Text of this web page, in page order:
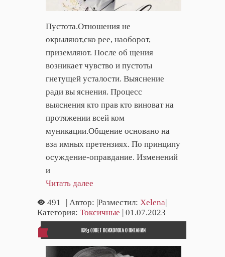
Пустота.Отношения не
окрыляют,ско рее, наоборот,
приземляют. После об щения
возникает чувство и пустоты
гнетущей усталости. Выяснение
ради вы яснения. Процесс
выяснения кто прав кто виноват на
протяжении всей ком
муникации.Общение основано на
вза имных претензиях. По принципу
осуждение-оправдание. Изменений
и
Читать далее
491
| Автор: |Разместил: Xelena|
Категория: Токсичные | 01.07.2023
ID83 СОВЕТ ПСИХОЛОГА О ПИТАНИИ